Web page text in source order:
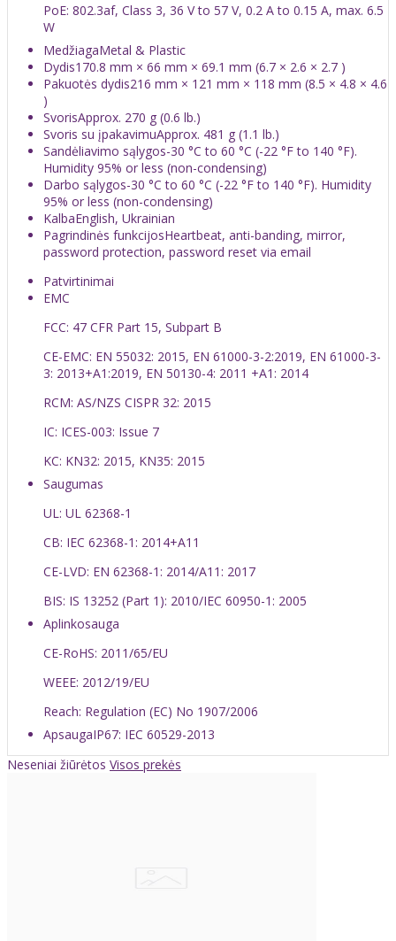
PoE: 802.3af, Class 3, 36 V to 57 V, 0.2 A to 0.15 A, max. 6.5
W
MedžiagaMetal & Plastic
Dydis170.8 mm × 66 mm × 69.1 mm (6.7 × 2.6 × 2.7 )
Pakuotės dydis216 mm × 121 mm × 118 mm (8.5 × 4.8 × 4.6
)
SvorisApprox. 270 g (0.6 lb.)
Svoris su įpakavimuApprox. 481 g (1.1 lb.)
Sandėliavimo sąlygos-30 °C to 60 °C (-22 °F to 140 °F).
Humidity 95% or less (non-condensing)
Darbo sąlygos-30 °C to 60 °C (-22 °F to 140 °F). Humidity
95% or less (non-condensing)
KalbaEnglish, Ukrainian
Pagrindinės funkcijosHeartbeat, anti-banding, mirror,
password protection, password reset via email
Patvirtinimai
EMC
FCC: 47 CFR Part 15, Subpart B
CE-EMC: EN 55032: 2015, EN 61000-3-2:2019, EN 61000-3-
3: 2013+A1:2019, EN 50130-4: 2011 +A1: 2014
RCM: AS/NZS CISPR 32: 2015
IC: ICES-003: Issue 7
KC: KN32: 2015, KN35: 2015
Saugumas
UL: UL 62368-1
CB: IEC 62368-1: 2014+A11
CE-LVD: EN 62368-1: 2014/A11: 2017
BIS: IS 13252 (Part 1): 2010/IEC 60950-1: 2005
Aplinkosauga
CE-RoHS: 2011/65/EU
WEEE: 2012/19/EU
Reach: Regulation (EC) No 1907/2006
ApsaugaIP67: IEC 60529-2013
Neseniai žiūrėtos Visos prekės